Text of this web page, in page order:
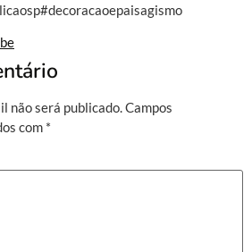
não será publicado.Campos
com *